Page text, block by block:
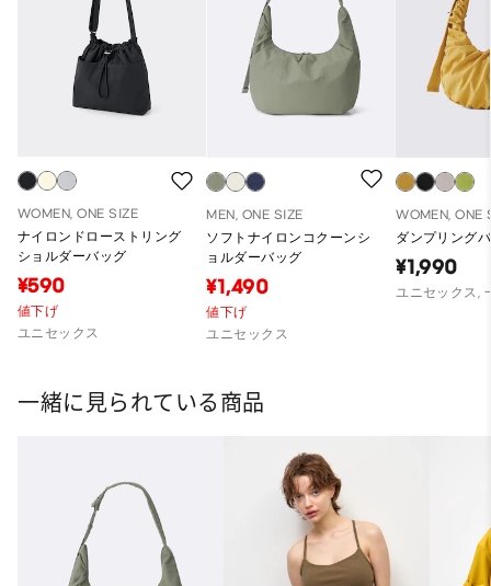
WOMEN, ONE SIZE
ナイロンドローストリング
ショルダーバッグ
¥590
値下げ
ユニセックス
MEN, ONE SIZE
ソフトナイロンコクーンシ
ョルダーバッグ
¥1,490
値下げ
ユニセックス
WOMEN, ONE
ダンプリング
¥1,990
ユニセックス,
一緒に見られている商品